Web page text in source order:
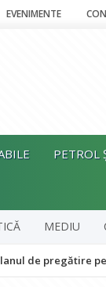
EVENIMENTE
PETROL
MEDIU
pentru